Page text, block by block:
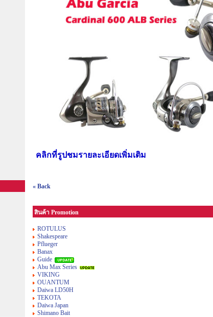
คลิกที่รูปชมรายละเอียดเพิ่มเติม
« Back
สินค้า Promotion
ROTULUS
Shakespeare
Pflueger
Banax
Guide
Abu Max Series
VIKING
OUANTUM
Daiwa LD50H
TEKOTA
Daiwa Japan
Shimano Bait